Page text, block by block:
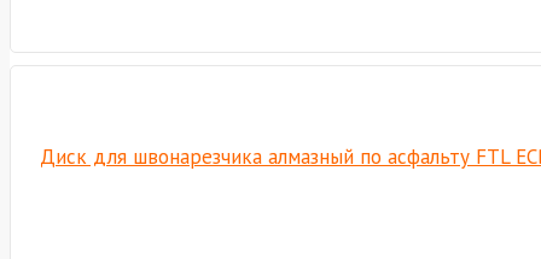
Диск для швонарезчика алмазный по асфальту FTL